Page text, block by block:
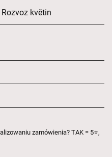
květin
zamówienia? TAK = 5⭐,